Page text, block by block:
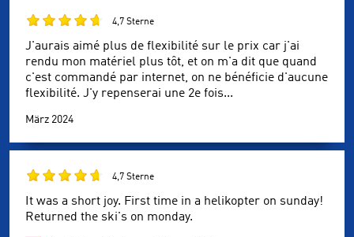
4,7 Sterne
J'aurais aimé plus de flexibilité sur le prix car j'ai
rendu mon matériel plus tôt, et on m'a dit que quand
c'est commandé par internet, on ne bénéficie d'aucune
flexibilité. J'y repenserai une 2e fois...
März 2024
4,7 Sterne
It was a short joy. First time in a helikopter on sunday!
Returned the ski's on monday.